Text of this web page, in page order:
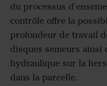
du processus
contrôle offre la
profondeur de travail
disques semeurs ainsi
hydraulique sur la
dans la parcelle.